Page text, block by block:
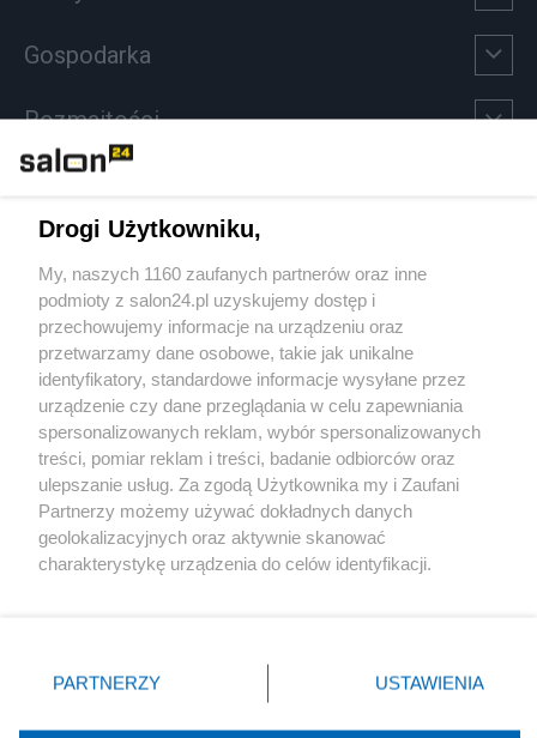
Gospodarka
Rozmaitości
Sport
Społeczeństwo
Kultura
X Facebook Instagram Youtube
Drogi Użytkowniku,
My, naszych 1160 zaufanych partnerów oraz inne
podmioty z salon24.pl uzyskujemy dostęp i
przechowujemy informacje na urządzeniu oraz
przetwarzamy dane osobowe, takie jak unikalne
identyfikatory, standardowe informacje wysyłane przez
urządzenie czy dane przeglądania w celu zapewniania
spersonalizowanych reklam, wybór spersonalizowanych
treści, pomiar reklam i treści, badanie odbiorców oraz
ulepszanie usług. Za zgodą Użytkownika my i Zaufani
Partnerzy możemy używać dokładnych danych
geolokalizacyjnych oraz aktywnie skanować
charakterystykę urządzenia do celów identyfikacji.
zmienić/wycofać klikając przycisk ustawień prywatności
znajdujący się w lewym dolnym rogu strony
rodzaje przetwarzania danych nie wymagają zgody
PARTNERZY USTAWIENIA